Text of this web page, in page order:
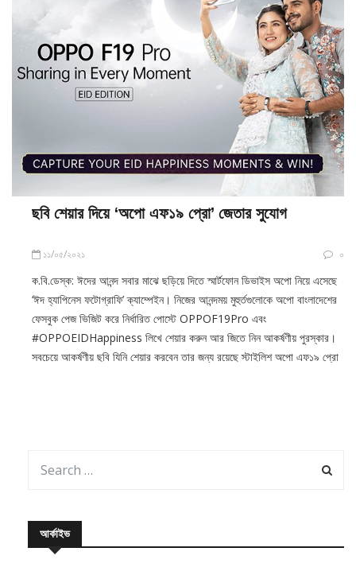
ছবি শেয়ার দিয়ে ‘অপো এফ১৯ প্রো’ জেতার সুযোগ
১১/০৫/২০২১ ০
ক.বি.ডেস্ক: ঈদের আনন্দ সবার মাঝে ছড়িয়ে দিতে স্মার্টফোন ডিভাইস অপো নিয়ে এসেছে
‘ঈদ হ্যাপিনেস ফটোগ্রাফি’ ক্যাম্পেইন। নিজের আনন্দময় মুহুর্তগুলোকে অপো বাংলাদেশের
ফেসবুক পেজ ভিজিট করে নির্ধারিত পোস্টে OPPOF19Pro এবং
#OPPOEIDHappiness লিখে শেয়ার করুন আর জিতে নিন আকর্ষণীয় পুরস্কার।
সবচেয়ে আকর্ষণীয় ছবি যিনি শেয়ার করবেন তার জন্য রয়েছে স্টাইলিশ অপো এফ১৯ প্রো
আর্কাইভ